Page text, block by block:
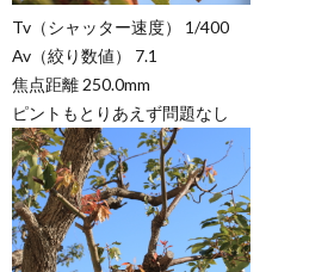
Tv（シャッター速度） 1/400
Av（絞り数値） 7.1
焦点距離 250.0mm
ピントもとりあえず問題なし